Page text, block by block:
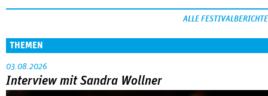
ALLE FESTIVALBERICHTE
THEMEN
03.08.2026
Interview mit Sandra Wollner